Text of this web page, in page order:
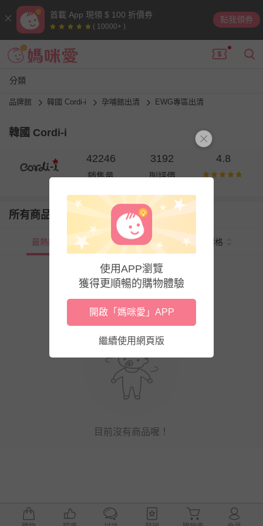
首載 App 現領 $ 100 折價券
( 10000+ )
點我領券
分類
品牌館 韓國 Cordi-i 孕哺館出清 EWG專區出清
韓國 Cordi-i
42246
銷售量
3192
則評價
4.8
所有商品
最熱銷 新上市 價格
目前沒有商品喔！
使用APP瀏覽
獲得更順暢的購物體驗
開啟「媽咪愛」APP
繼續使用網頁版